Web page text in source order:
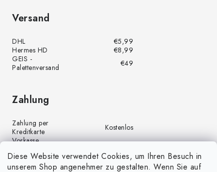
Diese Website verwendet Cookies, um Ihren Besuch in
unserem Shop angenehmer zu gestalten. Wenn Sie auf
Versand
DHL
€5,99
Hermes HD
€8,99
GEIS -
Palettenversand
€49
Zahlung
Zahlung per
Kreditkarte
Kostenlos
Vorkasse
Zahlung per PayPal
Kostenlos
Nachnahme
€4,00